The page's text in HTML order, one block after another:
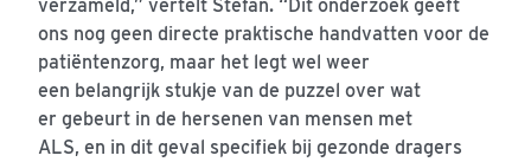
verzameld,” vertelt Stefan. “Dit onderzoek geeft
ons nog geen directe praktische handvatten voor de
patiëntenzorg, maar het legt wel weer
een belangrijk stukje van de puzzel over wat
er gebeurt in de hersenen van mensen met
ALS, en in dit geval specifiek bij gezonde dragers